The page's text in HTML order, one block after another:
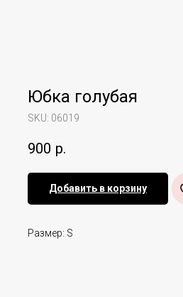
Юбка голубая
SKU: 06019
900 р.
Добавить в корзину
Размер: S